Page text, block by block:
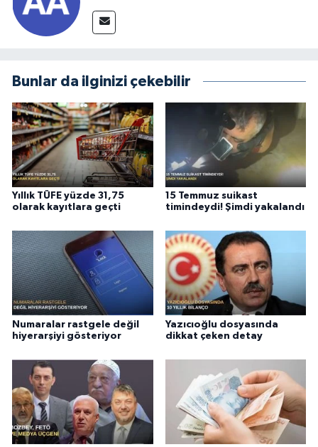
Bunlar da ilginizi çekebilir
Yıllık TÜFE yüzde 31,75
olarak kayıtlara geçti
15 Temmuz suikast
timindeydi! Şimdi yakalandı
Numaralar rastgele değil
hiyerarşiyi gösteriyor
Yazıcıoğlu dosyasında
dikkat çeken detay